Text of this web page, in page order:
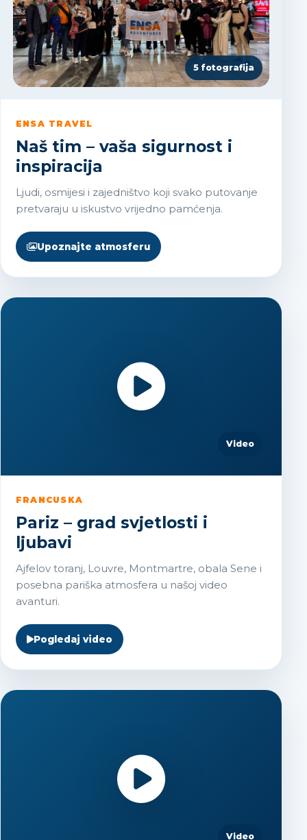
5 fotografija
ENSA TRAVEL
Naš tim – vaša sigurnost i
inspiracija
Ljudi, osmijesi i zajedništvo koji svako putovanje
pretvaraju u iskustvo vrijedno pamćenja.
Upoznajte atmosferu
Video
FRANCUSKA
Pariz – grad svjetlosti i
ljubavi
Ajfelov toranj, Louvre, Montmartre, obala Sene i
posebna pariška atmosfera u našoj video
avanturi.
Pogledaj video
Video